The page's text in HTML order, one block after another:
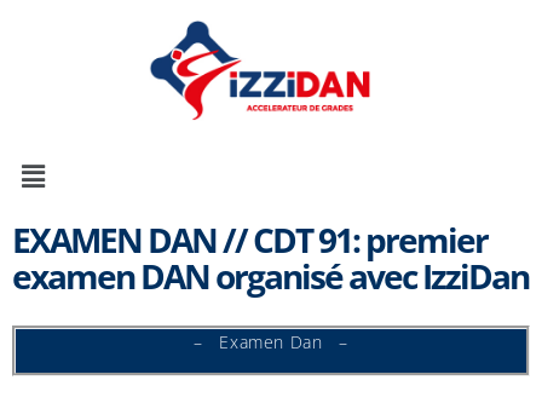
EXAMEN DAN // CDT 91: premier
examen DAN organisé avec IzziDan
– Examen Dan –